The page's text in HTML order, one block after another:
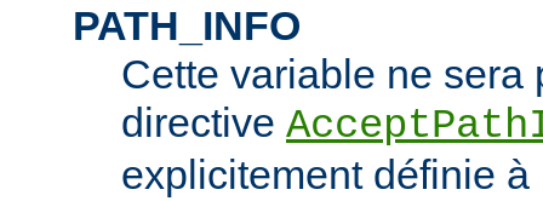
PATH_INFO
Cette variable ne sera
directive
explicitement définie à